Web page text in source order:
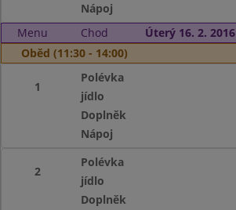
Nápoj
Menu
Chod
Úterý 16. 2. 2016
Oběd (11:30 - 14:00)
1
Polévka
jídlo
Doplněk
Nápoj
2
Polévka
jídlo
Doplněk